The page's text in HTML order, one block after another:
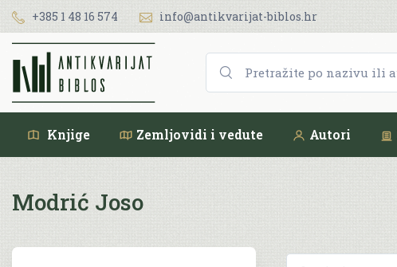
+385 1 48 16 574 info@antikvarijat-biblos.hr
Knjige Zemljovidi i vedute Autori
Modrić Joso